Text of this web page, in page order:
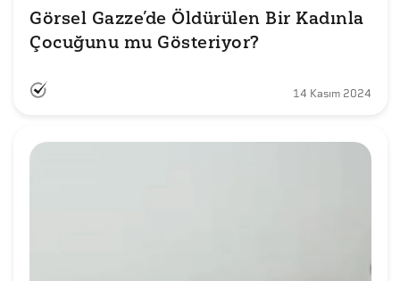
Görsel Gazze’de Öldürülen Bir Kadınla
Çocuğunu mu Gösteriyor?
14 Kasım 2024